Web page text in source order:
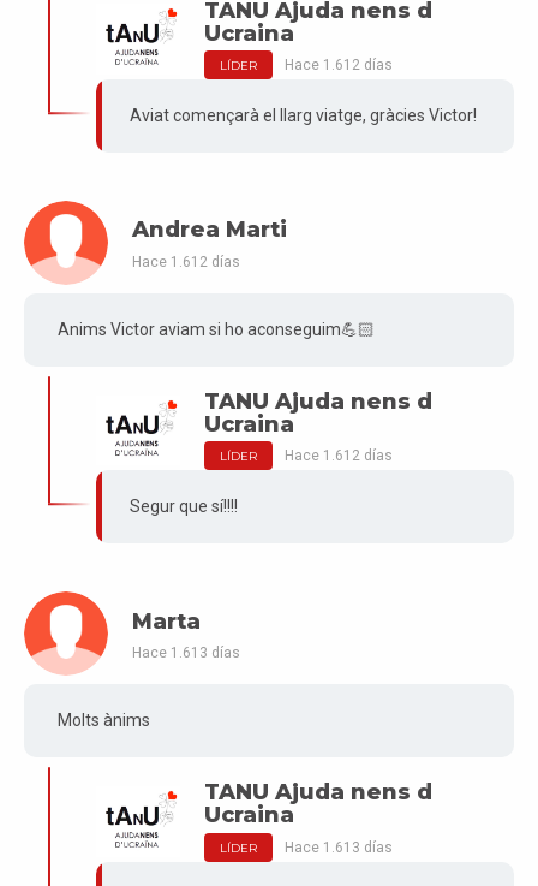
TANU Ajuda nens d
Ucraina
LÍDER Hace 1.612 días
Aviat començarà el llarg viatge, gràcies Victor!
Andrea Marti
Hace 1.612 días
Anims Victor aviam si ho aconseguim💪🏻
TANU Ajuda nens d
Ucraina
LÍDER Hace 1.612 días
Segur que sí!!!!
Marta
Hace 1.613 días
Molts ànims
TANU Ajuda nens d
Ucraina
LÍDER Hace 1.613 días